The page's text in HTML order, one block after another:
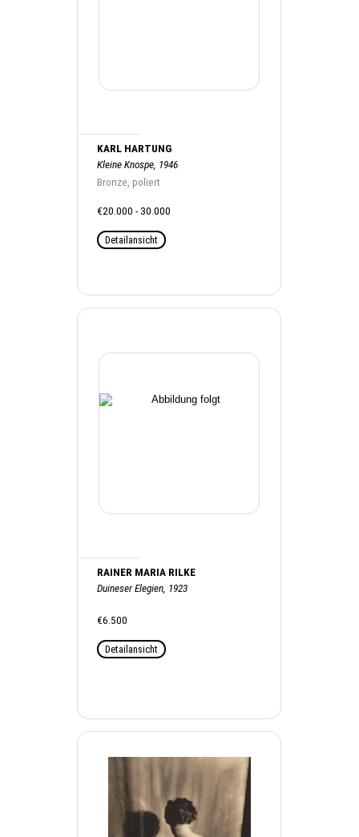
KARL HARTUNG
Kleine Knospe, 1946
Bronze, poliert
€20.000 - 30.000
Detailansicht
RAINER MARIA RILKE
Duineser Elegien, 1923
€6.500
Detailansicht